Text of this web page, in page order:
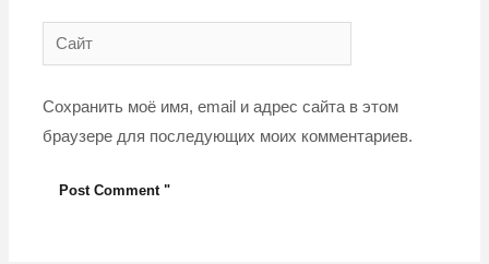
Сайт
Сохранить моё имя, email и адрес сайта в этом
браузере для последующих моих комментариев.